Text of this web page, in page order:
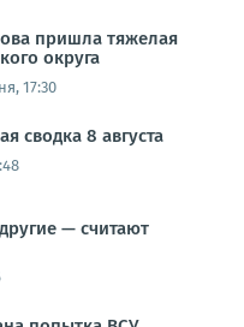
пришла тяжелая
округа
17:30
сводка 8 августа
— считают